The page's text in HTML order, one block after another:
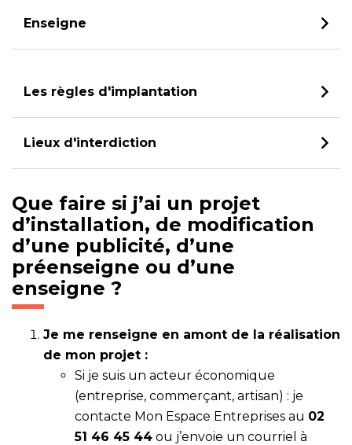
Enseigne
Les règles d'implantation
Lieux d'interdiction
Que faire si j’ai un projet
d’installation, de modification
d’une publicité, d’une
préenseigne ou d’une
enseigne ?
Je me renseigne en amont de la réalisation
de mon projet :
Si je suis un acteur économique
(entreprise, commerçant, artisan) : je
contacte Mon Espace Entreprises au 02
51 46 45 44 ou j’envoie un courriel à